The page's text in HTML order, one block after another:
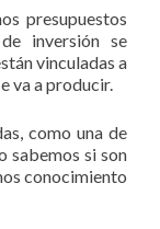
presupuestos
inversión se
vinculadas a
va a producir.
como una de
sabemos si son
conocimiento